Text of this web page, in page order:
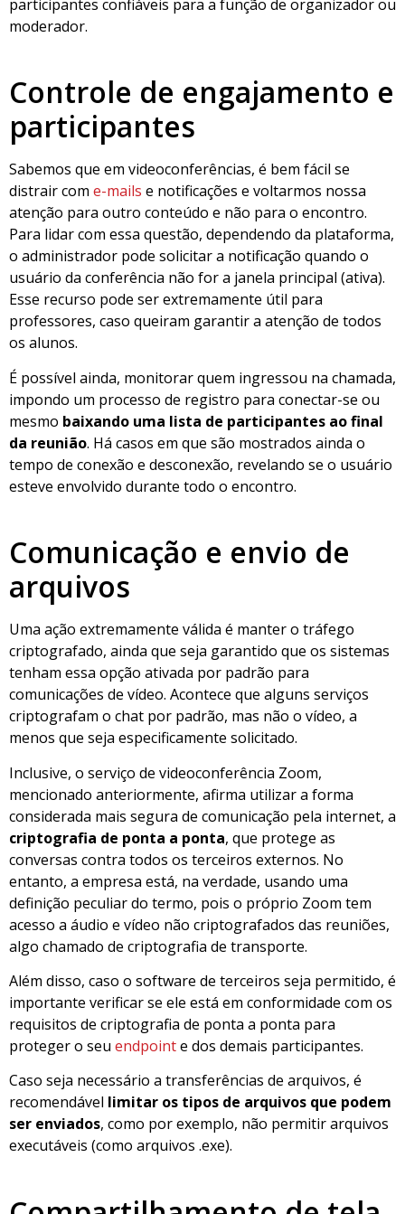
participantes confiáveis ​​para a função de organizador ou
moderador.
Controle de engajamento e
participantes
Sabemos que em videoconferências, é bem fácil se
distrair com e-mails e notificações e voltarmos nossa
atenção para outro conteúdo e não para o encontro.
Para lidar com essa questão, dependendo da plataforma,
o administrador pode solicitar a notificação quando o
usuário da conferência não for a janela principal (ativa).
Esse recurso pode ser extremamente útil para
professores, caso queiram garantir a atenção de todos
os alunos.
É possível ainda, monitorar quem ingressou na chamada,
impondo um processo de registro para conectar-se ou
mesmo baixando uma lista de participantes ao final
da reunião. Há casos em que são mostrados ainda o
tempo de conexão e desconexão, revelando se o usuário
esteve envolvido durante todo o encontro.
Comunicação e envio de
arquivos
Uma ação extremamente válida é manter o tráfego
criptografado, ainda que seja garantido que os sistemas
tenham essa opção ativada por padrão para
comunicações de vídeo. Acontece que alguns serviços
criptografam o chat por padrão, mas não o vídeo, a
menos que seja especificamente solicitado.
Inclusive, o serviço de videoconferência Zoom,
mencionado anteriormente, afirma utilizar a forma
considerada mais segura de comunicação pela internet, a
criptografia de ponta a ponta, que protege as
conversas contra todos os terceiros externos. No
entanto, a empresa está, na verdade, usando uma
definição peculiar do termo, pois o próprio Zoom tem
acesso a áudio e vídeo não criptografados das reuniões,
algo chamado de criptografia de transporte.
Além disso, caso o software de terceiros seja permitido, é
importante verificar se ele está em conformidade com os
requisitos de criptografia de ponta a ponta para
proteger o seu endpointe dos demais participantes.
Caso seja necessário a transferências de arquivos, é
recomendável limitar os tipos de arquivos que podem
ser enviados, como por exemplo, não permitir arquivos
executáveis ​​(como arquivos .exe).